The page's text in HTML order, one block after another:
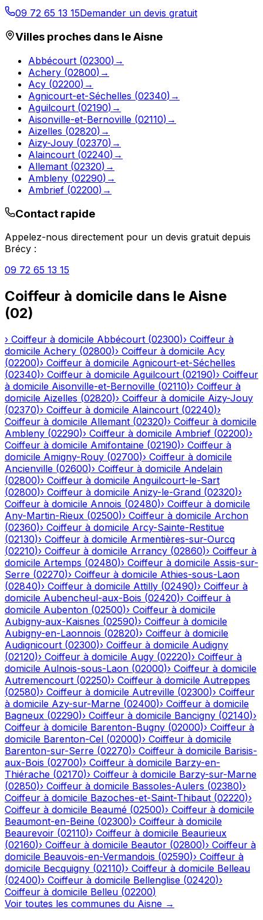
09 72 65 13 15Demander un devis gratuit
Villes proches dans leAisne
Abbécourt (02300) →
Achery (02800) →
Acy (02200) →
Agnicourt-et-Séchelles (02340) →
Aguilcourt (02190) →
Aisonville-et-Bernoville (02110) →
Aizelles (02820) →
Aizy-Jouy (02370) →
Alaincourt (02240) →
Allemant (02320) →
Ambleny (02290) →
Ambrief (02200) →
Contact rapide
Appelez-nous directement pour un devis gratuit depuis
Brécy :
09 72 65 13 15
Coiffeur à domicile dans le Aisne
(02)
› Coiffeur à domicile Abbécourt (02300)› Coiffeur à
domicile Achery (02800)› Coiffeur à domicile Acy
(02200)› Coiffeur à domicile Agnicourt-et-Séchelles
(02340)› Coiffeur à domicile Aguilcourt (02190)› Coiffeur
à domicile Aisonville-et-Bernoville (02110)› Coiffeur à
domicile Aizelles (02820)› Coiffeur à domicile Aizy-Jouy
(02370)› Coiffeur à domicile Alaincourt (02240)›
Coiffeur à domicile Allemant (02320)› Coiffeur à domicile
Ambleny (02290)› Coiffeur à domicile Ambrief (02200)›
Coiffeur à domicile Amifontaine (02190)› Coiffeur à
domicile Amigny-Rouy (02700)› Coiffeur à domicile
Ancienville (02600)› Coiffeur à domicile Andelain
(02800)› Coiffeur à domicile Anguilcourt-le-Sart
(02800)› Coiffeur à domicile Anizy-le-Grand (02320)›
Coiffeur à domicile Annois (02480)› Coiffeur à domicile
Any-Martin-Rieux (02500)› Coiffeur à domicile Archon
(02360)› Coiffeur à domicile Arcy-Sainte-Restitue
(02130)› Coiffeur à domicile Armentières-sur-Ourcq
(02210)› Coiffeur à domicile Arrancy (02860)› Coiffeur à
domicile Artemps (02480)› Coiffeur à domicile Assis-sur-
Serre (02270)› Coiffeur à domicile Athies-sous-Laon
(02840)› Coiffeur à domicile Attilly (02490)› Coiffeur à
domicile Aubencheul-aux-Bois (02420)› Coiffeur à
domicile Aubenton (02500)› Coiffeur à domicile
Aubigny-aux-Kaisnes (02590)› Coiffeur à domicile
Aubigny-en-Laonnois (02820)› Coiffeur à domicile
Audignicourt (02300)› Coiffeur à domicile Audigny
(02120)› Coiffeur à domicile Augy (02220)› Coiffeur à
domicile Aulnois-sous-Laon (02000)› Coiffeur à domicile
Autremencourt (02250)› Coiffeur à domicile Autreppes
(02580)› Coiffeur à domicile Autreville (02300)› Coiffeur
à domicile Azy-sur-Marne (02400)› Coiffeur à domicile
Bagneux (02290)› Coiffeur à domicile Bancigny (02140)›
Coiffeur à domicile Barenton-Bugny (02000)› Coiffeur à
domicile Barenton-Cel (02000)› Coiffeur à domicile
Barenton-sur-Serre (02270)› Coiffeur à domicile Barisis-
aux-Bois (02700)› Coiffeur à domicile Barzy-en-
Thiérache (02170)› Coiffeur à domicile Barzy-sur-Marne
(02850)› Coiffeur à domicile Bassoles-Aulers (02380)›
Coiffeur à domicile Bazoches-et-Saint-Thibaut (02220)›
Coiffeur à domicile Beaumé (02500)› Coiffeur à domicile
Beaumont-en-Beine (02300)› Coiffeur à domicile
Beaurevoir (02110)› Coiffeur à domicile Beaurieux
(02160)› Coiffeur à domicile Beautor (02800)› Coiffeur à
domicile Beauvois-en-Vermandois (02590)› Coiffeur à
domicile Becquigny (02110)› Coiffeur à domicile Belleau
(02400)› Coiffeur à domicile Bellenglise (02420)›
Coiffeur à domicile Belleu (02200)
Voir toutes les communes du Aisne →